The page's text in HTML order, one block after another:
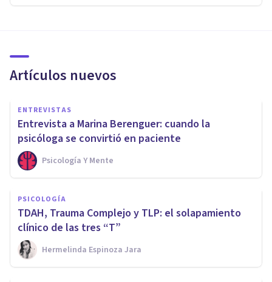
Artículos nuevos
ENTREVISTAS
Entrevista a Marina Berenguer: cuando la
psicóloga se convirtió en paciente
Psicología Y Mente
PSICOLOGÍA
TDAH, Trauma Complejo y TLP: el solapamiento
clínico de las tres “T”
Hermelinda Espinoza Jara